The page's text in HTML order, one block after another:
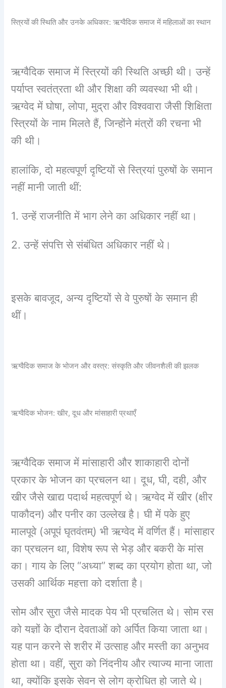
स्त्रियों की स्थिति और उनके अधिकार: ऋग्वैदिक समाज में महिलाओं का स्थान
ऋग्वैदिक समाज में स्त्रियों की स्थिति अच्छी थी। उन्हें
पर्याप्त स्वतंत्रता थी और शिक्षा की व्यवस्था भी थी।
ऋग्वेद में घोषा, लोपा, मुद्रा और विश्ववारा जैसी शिक्षिता
स्त्रियों के नाम मिलते हैं, जिन्होंने मंत्रों की रचना भी
की थी।
हालांकि, दो महत्वपूर्ण दृष्टियों से स्त्रियां पुरुषों के समान
नहीं मानी जाती थीं:
1. उन्हें राजनीति में भाग लेने का अधिकार नहीं था।
2. उन्हें संपत्ति से संबंधित अधिकार नहीं थे।
इसके बावजूद, अन्य दृष्टियों से वे पुरुषों के समान ही
थीं।
ऋग्वैदिक समाज के भोजन और वस्त्र: संस्कृति और जीवनशैली की झलक
ऋग्वैदिक भोजन: खीर, दूध और मांसाहारी प्रथाएँ
ऋग्वैदिक समाज में मांसाहारी और शाकाहारी दोनों
प्रकार के भोजन का प्रचलन था। दूध, घी, दही, और
खीर जैसे खाद्य पदार्थ महत्वपूर्ण थे। ऋग्वेद में खीर (क्षीर
पाकौदन) और पनीर का उल्लेख है। घी में पके हुए
मालपूवे (अपूपं घृतवंतम्) भी ऋग्वेद में वर्णित हैं। मांसाहार
का प्रचलन था, विशेष रूप से भेड़ और बकरी के मांस
का। गाय के लिए “अध्या” शब्द का प्रयोग होता था, जो
उसकी आर्थिक महत्ता को दर्शाता है।
सोम और सुरा जैसे मादक पेय भी प्रचलित थे। सोम रस
को यज्ञों के दौरान देवताओं को अर्पित किया जाता था।
यह पान करने से शरीर में उत्साह और मस्ती का अनुभव
होता था। वहीं, सुरा को निंदनीय और त्याज्य माना जाता
था, क्योंकि इसके सेवन से लोग क्रोधित हो जाते थे।